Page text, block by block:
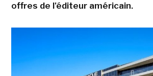
offres de l'éditeur américain.